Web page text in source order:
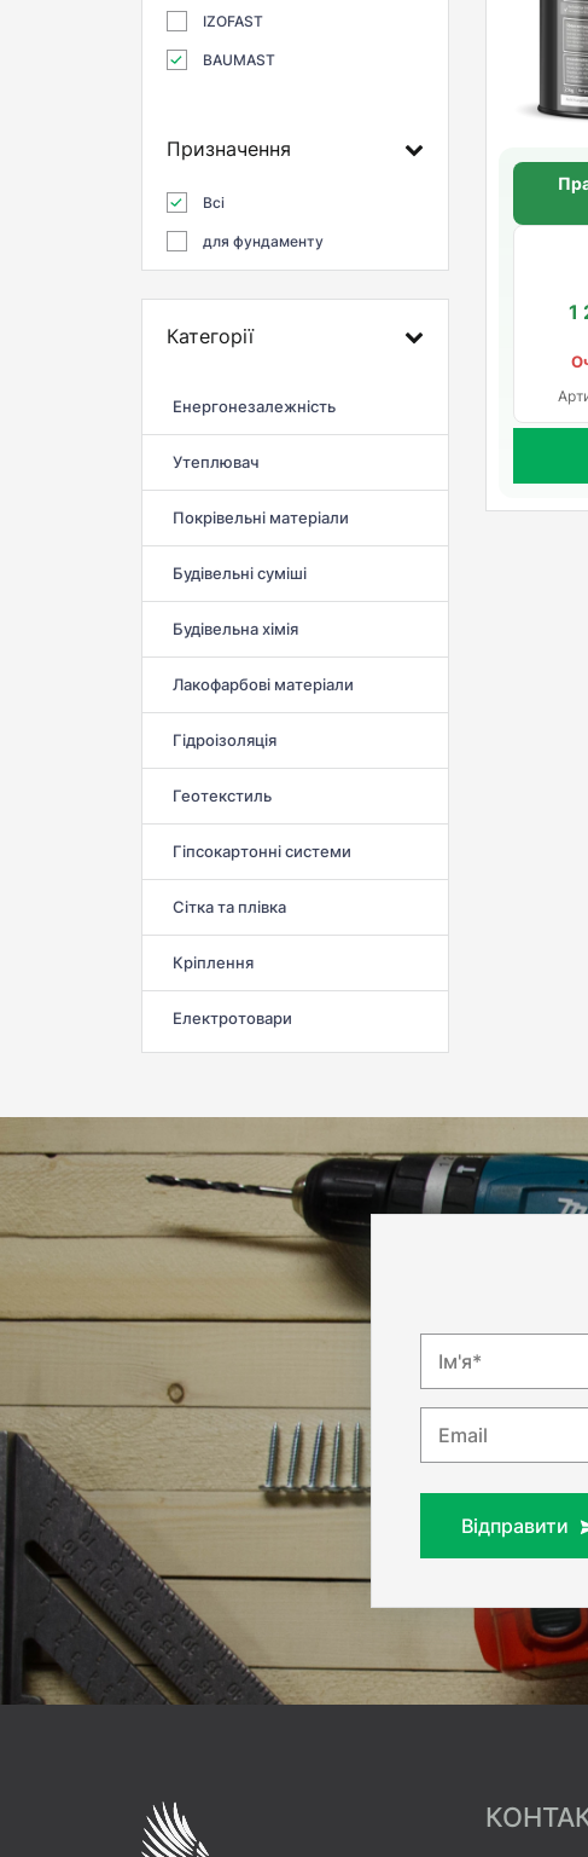
IZOFAST
BAUMAST
Призначення
Всі
для фундаменту
Категорії
Енергонезалежність
Утеплювач
Покрівельні матеріали
Будівельні суміші
Будівельна хімія
Лакофарбові матеріали
Гідроізоляція
Геотекстиль
Гіпсокартонні системи
Сітка та плівка
Кріплення
Електротовари
1
Ім'я*
Email
Відправити